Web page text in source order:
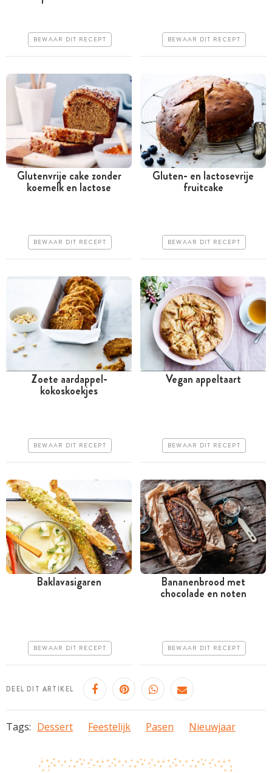
Erg makkelijk
BEWAAR DIT RECEPT Erg makkelijk
BEWAAR DIT RECEPT
Meer dan 1 uur
Erg makkelijk
Glutenvrije cake zonder
koemelk en lactose
BEWAAR DIT RECEPT
Tussen 30 minuten en 1
Gluten- en lactosevrije
fruitcake
BEWAAR DIT RECEPT
Tussen 30 minuten en 1
Zoete aardappel-
kokoskoekjes
BEWAAR DIT RECEPT
Vegan appeltaart
BEWAAR DIT RECEPT
Iets moeilijker
Baklavasigaren
BEWAAR DIT RECEPT
Meer dan 1 uur
Erg makkelijk
Bananenbrood met
chocolade en noten
BEWAAR DIT RECEPT
DEEL DIT ARTIKEL
Tags: Dessert Feestelijk Pasen Nieuwjaar